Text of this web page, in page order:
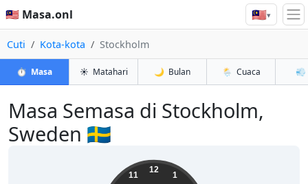
🇲🇾 Masa.onl 🇲🇾▾
Cuti Kota-kota Stockholm
⏱️ Masa ☀️ Matahari 🌙 Bulan 🌦️ Cuaca 💨
Masa Semasa di Stockholm,
Sweden 🇸🇪
12
1
11